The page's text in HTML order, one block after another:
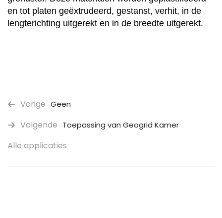
en tot platen geëxtrudeerd, gestanst, verhit, in de
lengterichting uitgerekt en in de breedte uitgerekt.
Vorige Geen
Volgende Toepassing van Geogrid Kamer
Alle applicaties